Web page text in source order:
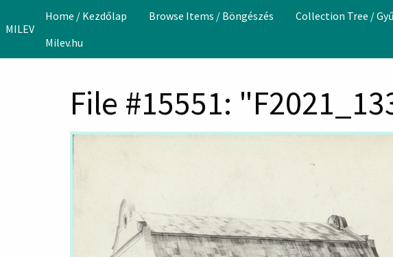
MILEV
Home / Kezdőlap Browse Items / Böngészés Collection Tree /
Milev.hu
File #15551: